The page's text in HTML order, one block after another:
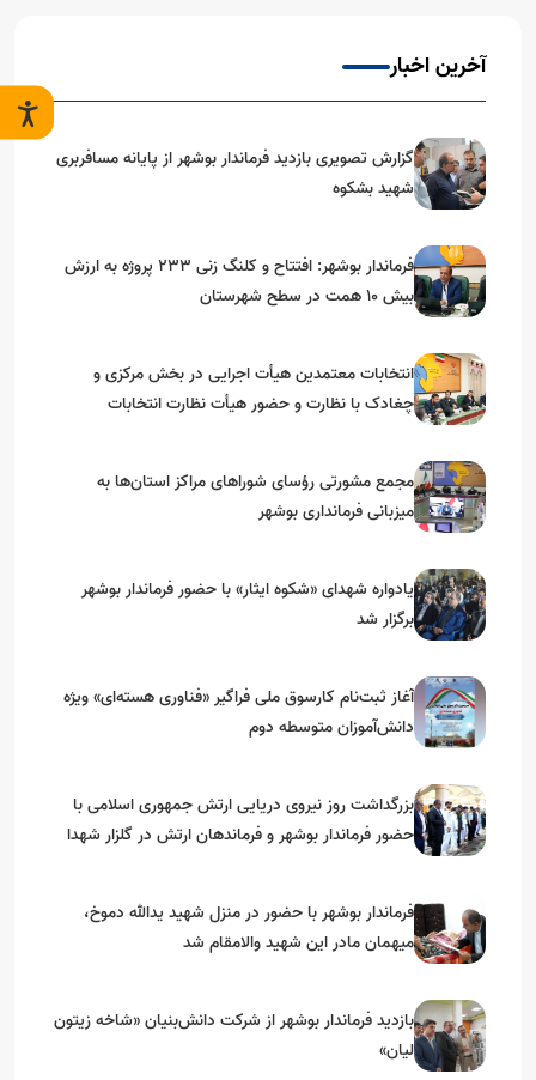
آخرین اخبار
گزارش تصویری بازدید فرماندار بوشهر از پایانه مسافربری
شهید بشکوه
فرماندار بوشهر: افتتاح و کلنگ زنی ۲۳۳ پروژه به ارزش
بیش ۱۰ همت در سطح شهرستان
انتخابات معتمدین هیأت اجرایی در بخش مرکزی و
چغادک با نظارت و حضور هیأت نظارت انتخابات
مجمع مشورتی رؤسای شوراهای مراکز استان‌ها به
میزبانی فرمانداری بوشهر
یادواره شهدای «شکوه ایثار» با حضور فرماندار بوشهر
برگزار شد
آغاز ثبت‌نام کارسوق ملی فراگیر «فناوری هسته‌ای» ویژه
دانش‌آموزان متوسطه دوم
بزرگداشت روز نیروی دریایی ارتش جمهوری اسلامی با
حضور فرماندار بوشهر و فرماندهان ارتش در گلزار شهدا
فرماندار بوشهر با حضور در منزل شهید یدالله دموخ،
میهمان مادر این شهید والامقام شد
بازدید فرماندار بوشهر از شرکت دانش‌بنیان «شاخه زیتون
لیان»